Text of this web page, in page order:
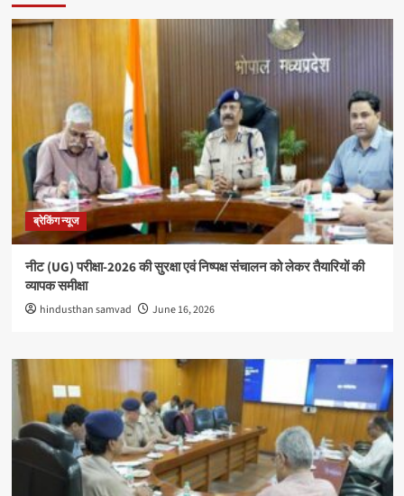
ब्रेकिंग न्यूज
नीट (UG) परीक्षा-2026 की सुरक्षा एवं निष्पक्ष संचालन को लेकर तैयारियों की
व्यापक समीक्षा
hindusthan samvad June 16, 2026